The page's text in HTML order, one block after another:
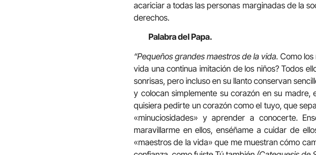
acariciar a todas las personas marginadas de la
derechos.
Palabra del Papa.
“Pequeños grandes maestros de la vida. Como los
vida una continua imitación de los niños? Todos
sonrisas, pero incluso en su llanto conservan
y colocan simplemente su corazón en su
quisiera pedirte un corazón como el tuyo, que
«minuciosidades» y aprender a conocerte.
maravillarme en ellos, enséñame a cuidar de
«maestros de la vida» que me muestran cómo